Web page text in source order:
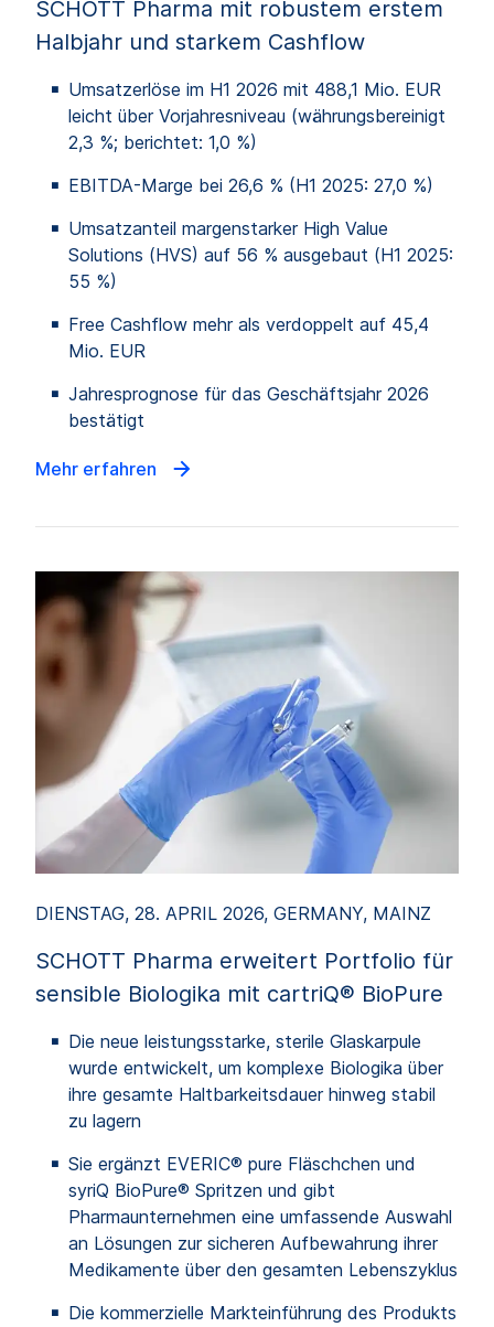
SCHOTT Pharma mit robustem erstem
Halbjahr und starkem Cashflow
Umsatzerlöse im H1 2026 mit 488,1 Mio. EUR
leicht über Vorjahresniveau (währungsbereinigt
2,3 %; berichtet: 1,0 %)
EBITDA-Marge bei 26,6 % (H1 2025: 27,0 %)
Umsatzanteil margenstarker High Value
Solutions (HVS) auf 56 % ausgebaut (H1 2025:
55 %)
Free Cashflow mehr als verdoppelt auf 45,4
Mio. EUR
Jahresprognose für das Geschäftsjahr 2026
bestätigt
Mehr erfahren
DIENSTAG, 28. APRIL 2026, GERMANY, MAINZ
SCHOTT Pharma erweitert Portfolio für
sensible Biologika mit cartriQ® BioPure
Die neue leistungsstarke, sterile Glaskarpule
wurde entwickelt, um komplexe Biologika über
ihre gesamte Haltbarkeitsdauer hinweg stabil
zu lagern
Sie ergänzt EVERIC® pure Fläschchen und
syriQ BioPure® Spritzen und gibt
Pharmaunternehmen eine umfassende Auswahl
an Lösungen zur sicheren Aufbewahrung ihrer
Medikamente über den gesamten Lebenszyklus
Die kommerzielle Markteinführung des Produkts